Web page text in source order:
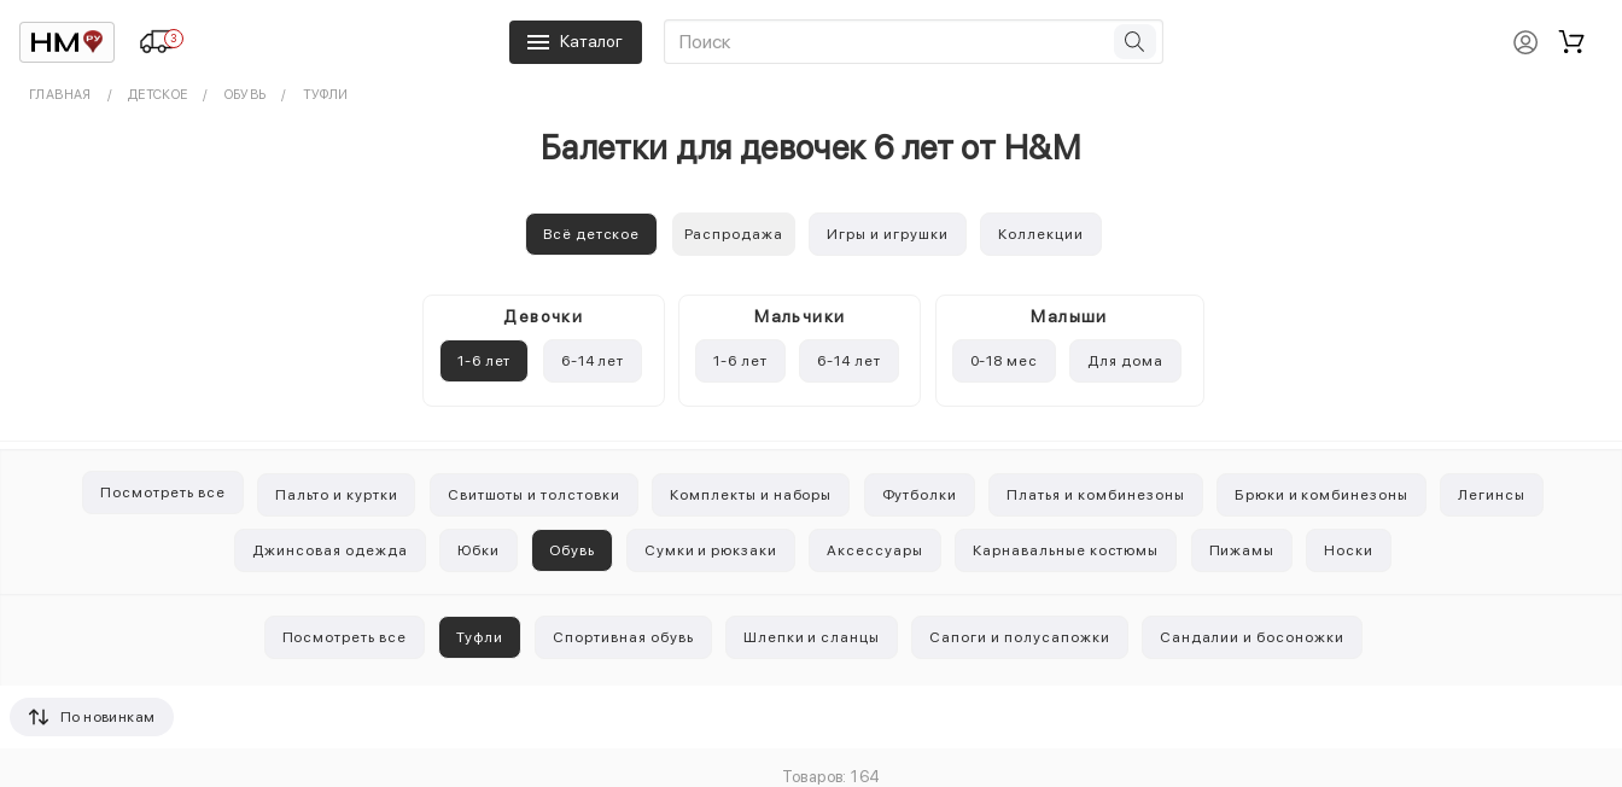
3 Каталог
ГЛАВНАЯ ДЕТСКОЕ ОБУВЬ ТУФЛИ
Балетки для девочек 6 лет от H&M
Всё детское Распродажа Игры и игрушки Коллекции
Девочки
1-6 лет 6-14 лет
Mальчики
1-6 лет 6-14 лет
Малыши
0-18 мес Для дома
Посмотреть все Пальто и куртки Свитшоты и толстовки Комплекты и наборы Футболки Платья и комбинезоны Брюки и комбинезоны Легинсы
Джинсовая одежда Юбки Обувь Сумки и рюкзаки Аксессуары Карнавальные костюмы Пижамы Носки
Посмотреть все Туфли Спортивная обувь Шлепки и сланцы Сапоги и полусапожки Сандалии и босоножки
По новинкам
Товаров: 164